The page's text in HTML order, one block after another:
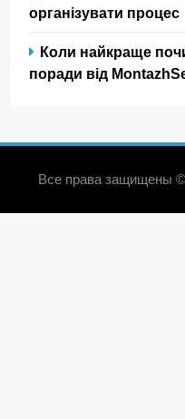
організувати процес
Коли найкраще
поради від
Все права защищены